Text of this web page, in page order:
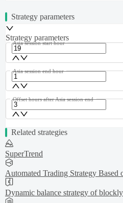
Strategy parameters
Strategy parameters
Asia session start hour
Asia session end hour
Offset hours after Asia session end
Related strategies
SuperTrend
Automated Trading Strategy Based
Dynamic balance strategy of blockly